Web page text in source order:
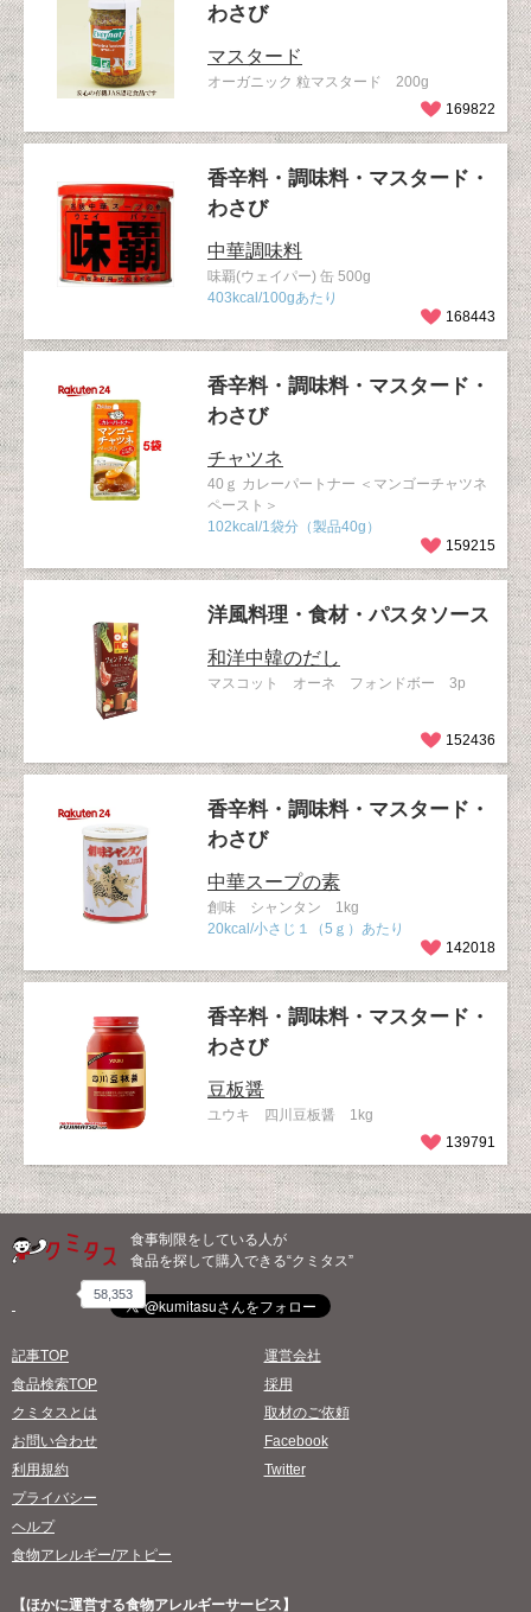
わさび
マスタード
オーガニック 粒マスタード 200g
169822
香辛料・調味料・マスタード・
わさび
中華調味料
味覇(ウェイパー) 缶 500g
403kcal/100gあたり
168443
香辛料・調味料・マスタード・
わさび
チャツネ
40ｇ カレーパートナー ＜マンゴーチャツネ
ペースト＞
102kcal/1袋分（製品40g）
159215
洋風料理・食材・パスタソース
和洋中韓のだし
マスコット オーネ フォンドボー 3p
152436
香辛料・調味料・マスタード・
わさび
中華スープの素
創味 シャンタン 1kg
20kcal/小さじ１（5ｇ）あたり
142018
香辛料・調味料・マスタード・
わさび
豆板醤
ユウキ 四川豆板醤 1kg
139791
食事制限をしている人が
食品を探して購入できる“クミタス”
58,353
記事TOP
食品検索TOP
クミタスとは
お問い合わせ
利用規約
プライバシー
ヘルプ
食物アレルギー/アトピー
運営会社
採用
取材のご依頼
Facebook
Twitter
【ほかに運営する食物アレルギーサービス】